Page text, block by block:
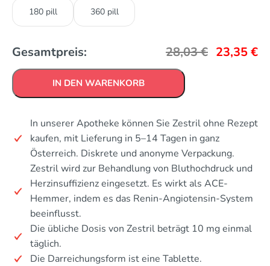
180 pill 360 pill
Gesamtpreis: 28,03€ 23,35€
IN DEN WARENKORB
In unserer Apotheke können Sie Zestril ohne Rezept
kaufen, mit Lieferung in 5–14 Tagen in ganz
Österreich. Diskrete und anonyme Verpackung.
Zestril wird zur Behandlung von Bluthochdruck und
Herzinsuffizienz eingesetzt. Es wirkt als ACE-
Hemmer, indem es das Renin-Angiotensin-System
beeinflusst.
Die übliche Dosis von Zestril beträgt 10 mg einmal
täglich.
Die Darreichungsform ist eine Tablette.